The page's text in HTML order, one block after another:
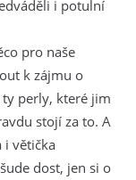
i potulní
pro naše
k zájmu o
perly, které jim
stojí za to. A
i větička
dost, jen si o